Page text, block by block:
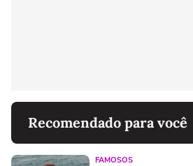
Recomendado para você
FAMOSOS